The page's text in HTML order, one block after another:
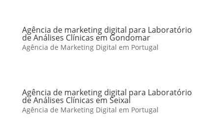
Agência de marketing digital para Laboratório
de Análises Clínicas em Gondomar
Agência de Marketing Digital em Portugal
Agência de marketing digital para Laboratório
de Análises Clínicas em Seixal
Agência de Marketing Digital em Portugal